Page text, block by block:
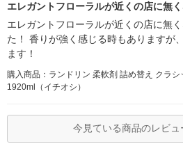
エレガントフローラルが近くの店に無
エレガントフローラルが近くの店に無
た！ 香りが強く感じる時もありますが
ます！
購入商品：ランドリン 柔軟剤 詰め替え クラ
1920ml（イチオシ）
今見ている商品のレビュ